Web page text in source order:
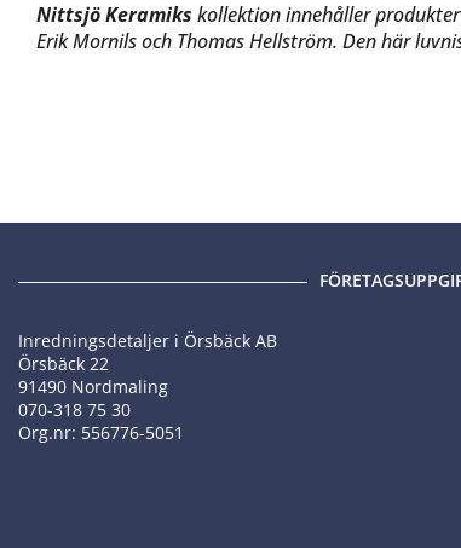
Nittsjö Keramiks kollektion innehåller
Erik Mornils och Thomas Hellström. Den här
Inredningsdetaljer i Örsbäck AB
Örsbäck 22
91490 Nordmaling
070-318 75 30
Org.nr: 556776-5051